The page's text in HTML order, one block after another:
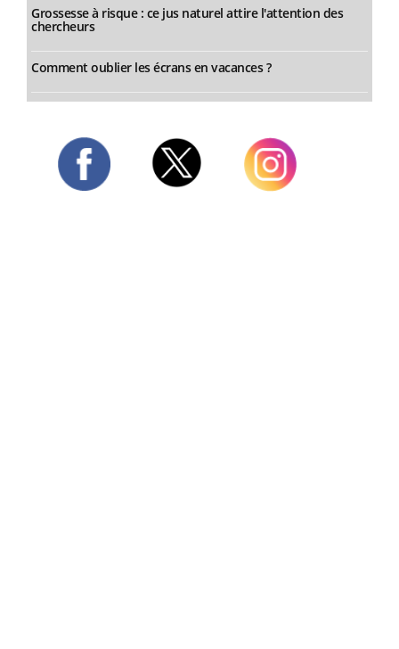
Grossesse à risque : ce jus naturel attire l'attention des
chercheurs
Comment oublier les écrans en vacances ?